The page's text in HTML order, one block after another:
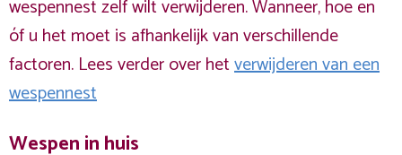
wespennest zelf wilt verwijderen. Wanneer, hoe en
óf u het moet is afhankelijk van verschillende
factoren. Lees verder over hetverwijderen van een
wespennest
Wespen in huis